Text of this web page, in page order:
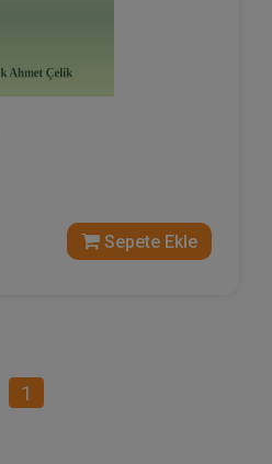
Sepete Ekle
1